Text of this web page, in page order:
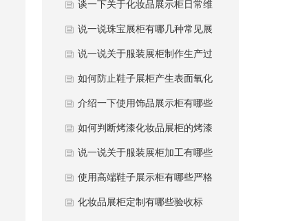
谈一下关于化妆品展示柜日常维
护注意事项？
说一说珠宝展柜有哪几种常见展
柜类型？
说一说关于服装展柜制作生产过
程中避坑哪些要点？
如何防止鞋子展柜产生表面氧化
发黄现象？
介绍一下使用饰品展示柜有哪些
常用材质？
如何判断烤漆化妆品展柜的烤漆
质量好坏？
说一说关于服装展柜加工有哪些
性能优势？
使用高端鞋子展示柜有哪些严格
质量要求？
化妆品展柜定制有哪些验收标